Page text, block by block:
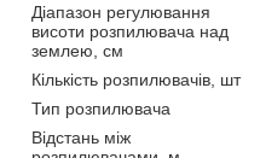
Діапазон регулювання
висоти розпилювача над
землею, см
Кількість розпилювачів, шт
Тип розпилювача
Відстань між